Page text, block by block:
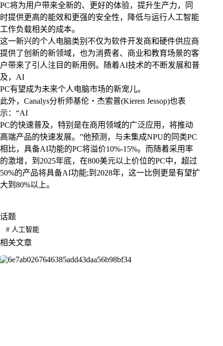
PC将为用户带来全新的、更好的体验，提升生产力，同
时提供更高的能效和更强的安全性，降低与运行人工智能
工作负载相关的成本。
这一新兴的个人电脑类别不仅为软件开发商和硬件供应商
提供了创新的新领域，也为消费者、商业和教育场景的客
户带来了引人注目的新用例。随着AI技术的不断发展和普
及，AI
PC有望成为未来个人电脑市场的新宠儿。
此外，Canalys分析师基伦・杰索普(Kieren Jessop)也表
示：“AI
PC的快速普及，特别是在商用领域的广泛应用，将推动
高端产品的快速发展。”他预测，与未集成NPU的同类PC
相比，具备AI功能的PC将溢价10%-15%。而随着采用率
的激增，到2025年底，在800美元以上价位的PC中，超过
50%的产品将具备AI功能;到2028年，这一比例更是有望扩
大到80%以上。
话题
#人工智能
相关文章